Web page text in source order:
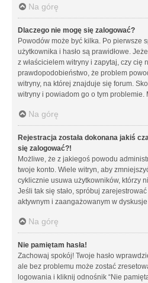
Na górę
Dlaczego nie mogę się zalogować?
Powodów może być kilka. Po pierwsze
użytkownika i hasło są prawidłowe.
z właścicielem witryny i zapytaj, czy cię
prawdopodobieństwo, że problem
witryny, na której znajduje się forum.
witryny i powiadom go o tym problemie.
Na górę
Rejestracja została dokonana jakiś
się zalogować?!
Możliwe, że z jakiegoś powodu
twoje konto. Wiele witryn, aby
cyklicznie usuwa użytkowników, którzy
Jeśli tak się stało, spróbuj
aktywnym i zaangażowanym w
Na górę
Nie pamiętam hasła!
Zachowaj spokój! Twoje hasło
ale bez problemu może zostać
logowania i kliknij odnośnik “Nie